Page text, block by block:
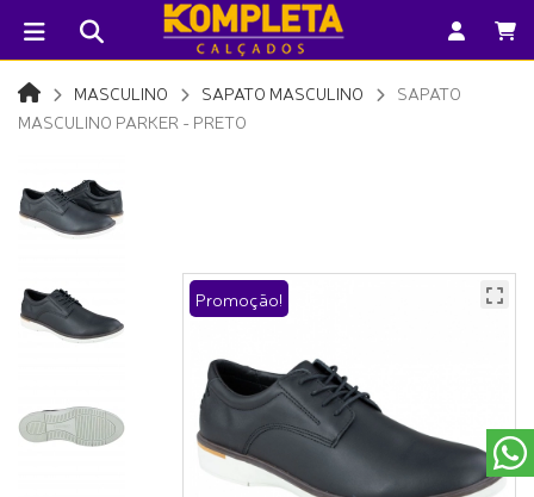
MASCULINO SAPATO MASCULINO
SAPATO
MASCULINO PARKER - PRETO
Promoção!